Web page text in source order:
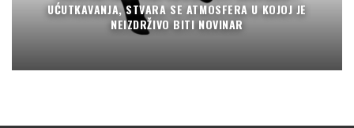
UĆUTKAVANJA, STVARA SE ATMOSFERA U KOJOJ JE
NEIZDRŽIVO BITI NOVINAR